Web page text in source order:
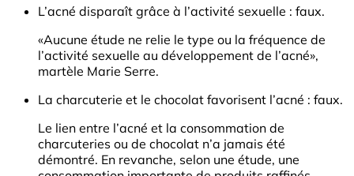
L’acné disparaît grâce à l’activité sexuelle : faux.
«Aucune étude ne relie le type ou la fréquence de
l’activité sexuelle au développement de l’acné»,
martèle Marie Serre.
La charcuterie et le chocolat favorisent l’acné : faux.
Le lien entre l’acné et la consommation de
charcuteries ou de chocolat n’a jamais été
démontré. En revanche, selon une étude, une